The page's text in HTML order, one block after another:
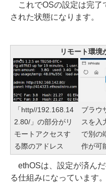
これでOSの設定は完了
された状態になります。
リモート環境
「http//192.168.14
2.80/」の部分がリ
モートアクセスす
る際のアドレス
ブラウ
スを入
で別の
作が可
ethOSは、設定が済ん
る仕組みになっています。